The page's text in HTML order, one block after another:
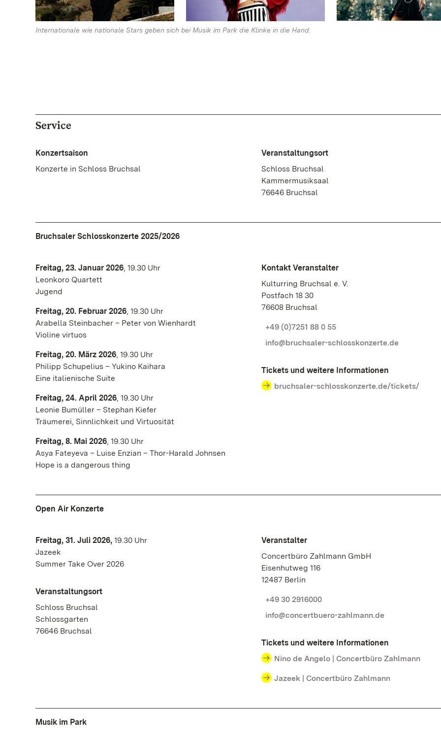
Internationale wie nationale Stars geben sich bei Musik im Park die Klinke in die Hand.
Service
Konzertsaison
Konzerte in Schloss Bruchsal
Veranstaltungsort
Schloss Bruchsal
Kammermusiksaal
76646 Bruchsal
Bruchsaler Schlosskonzerte 2025/2026
Freitag, 23. Januar 2026 , 19.30 Uhr
Leonkoro Quartett
Jugend
Freitag, 20. Februar 2026 , 19.30 Uhr
Arabella Steinbacher – Peter von Wienhardt
Violine virtuos
Freitag, 20. März 2026 , 19.30 Uhr
Philipp Schupelius – Yukino Kaihara
Eine italienische Suite
Freitag, 24. April 2026 , 19.30 Uhr
Leonie Bumüller – Stephan Kiefer
Träumerei, Sinnlichkeit und Virtuosität
Freitag, 8. Mai 2026 , 19.30 Uhr
Asya Fateyeva – Luise Enzian – Thor-Harald Johnsen
Hope is a dangerous thing
Kontakt Veranstalter
Kulturring Bruchsal e. V.
Postfach 18 30
76608 Bruchsal
+49 (0)7251 88 0 55
info@bruchsaler-schlosskonzerte.de
Tickets und weitere Informationen
bruchsaler-schlosskonzerte.de/tickets/
Open Air Konzerte
Freitag, 31. Juli 2026, 19.30 Uhr
Jazeek
Summer Take Over 2026
Veranstaltungsort
Schloss Bruchsal
Schlossgarten
76646 Bruchsal
Veranstalter
Concertbüro Zahlmann GmbH
Eisenhutweg 116
12487 Berlin
+49 30 2916000
info@concertbuero-zahlmann.de
Tickets und weitere Informationen
Nino de Angelo | Concertbüro Zahlmann
Jazeek | Concertbüro Zahlmann
Musik im Park